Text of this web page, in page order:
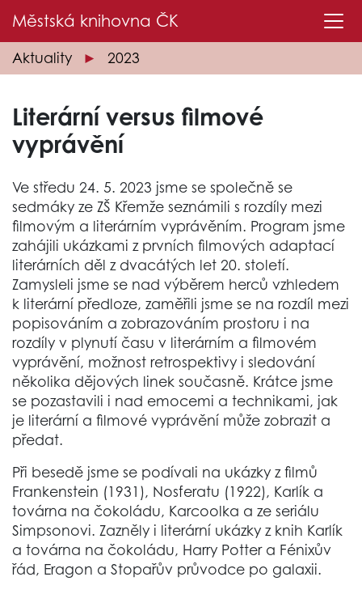
Městská knihovna ČK
Aktuality 2023
Literární versus filmové
vyprávění
Ve středu 24. 5. 2023 jsme se společně se
sedmáky ze ZŠ Křemže seznámili s rozdíly mezi
filmovým a literárním vyprávěním. Program jsme
zahájili ukázkami z prvních filmových adaptací
literárních děl z dvacátých let 20. století.
Zamysleli jsme se nad výběrem herců vzhledem
k literární předloze, zaměřili jsme se na rozdíl mezi
popisováním a zobrazováním prostoru i na
rozdíly v plynutí času v literárním a filmovém
vyprávění, možnost retrospektivy i sledování
několika dějových linek současně. Krátce jsme
se pozastavili i nad emocemi a technikami, jak
je literární a filmové vyprávění může zobrazit a
předat.
Při besedě jsme se podívali na ukázky z filmů
Frankenstein (1931), Nosferatu (1922), Karlík a
továrna na čokoládu, Karcoolka a ze seriálu
Simpsonovi. Zazněly i literární ukázky z knih Karlík
a továrna na čokoládu, Harry Potter a Fénixův
řád, Eragon a Stopařův průvodce po galaxii.